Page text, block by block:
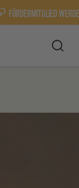
FÖRDERMITGLIED